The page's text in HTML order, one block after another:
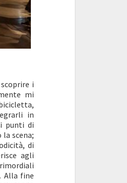
i
mi
in
punti di
scena;
di
agli
Alla fine